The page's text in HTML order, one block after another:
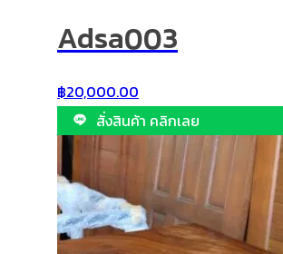
Adsa003
฿20,000.00
สั่งสินค้า คลิกเลย